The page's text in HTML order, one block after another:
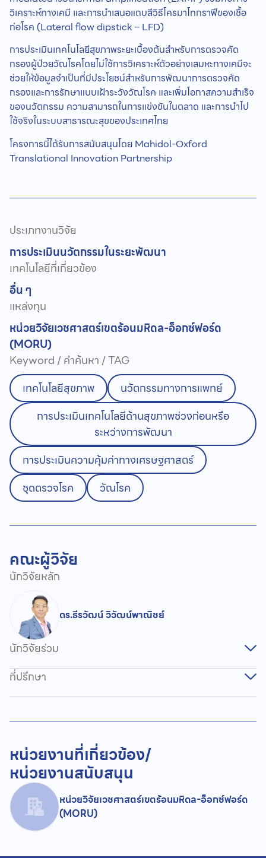
วิเคราะห์ทางเคมี และการนำเสนอแถบสีวิธีโครมาโทกราฟีของเชื้อ
ก่อโรค (Lateral flow dipstick – LFD)
การประเมินเทคโนโลยีสุขภาพระยะเบื้องต้นสำหรับการตรวจคัด
กรองผู้ป่วยวัณโรคโดยไม่ใช้การวิเคราะห์ตัวอย่างเสมหะทางเคมีจะ
ช่วยให้ข้อมูลจำเป็นที่มีประโยชน์สำหรับการพัฒนาการตรวจคัด
กรองและการรักษาแบบเฝ้าระวังวัณโรค และเพิ่มโอกาสความสำเร็จ
ของนวัตกรรม ความสามารถในการแข่งขันในตลาด และการนำไป
ใช้จริงในระบบสาธารณะสุขของประเทศไทย
โครงการนี้ได้รับการสนับสนุนโดย Mahidol-Oxford
Translational Innovation Partnership
ประเภทงานวิจัย
การประเมินนวัตกรรมในระยะพัฒนา
เทคโนโลยีที่เกี่ยวข้อง
อื่น ๆ
แหล่งทุน
หน่วยวิจัยเวชศาสตร์เขตร้อนมหิดล-อ็อกซ์ฟอร์ด
(MORU)
Keyword / คำค้นหา / TAG
เทคโนโลยีสุขภาพ
นวัตกรรมทางการแพทย์
การประเมินเทคโนโลยีด้านสุขภาพช่วงก่อนหรือ
ระหว่างการพัฒนา
การประเมินความคุ้มค่าทางเศรษฐศาสตร์
ชุดตรวจโรค
วัณโรค
คณะผู้วิจัย
นักวิจัยหลัก
ดร.ธีรวัฒน์ วิวัฒน์พาณิชย์
นักวิจัยร่วม
ที่ปรึกษา
หน่วยงานที่เกี่ยวข้อง/
หน่วยงานสนับสนุน
หน่วยวิจัยเวชศาสตร์เขตร้อนมหิดล-อ็อกซ์ฟอร์ด
(MORU)